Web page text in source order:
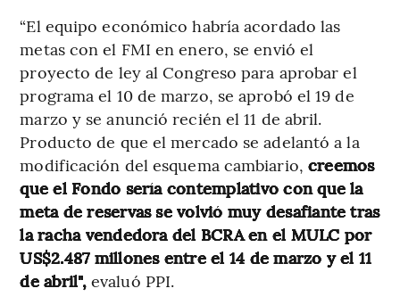
“El equipo económico habría acordado las
metas con el FMI en enero, se envió el
proyecto de ley al Congreso para aprobar el
programa el 10 de marzo, se aprobó el 19 de
marzo y se anunció recién el 11 de abril.
Producto de que el mercado se adelantó a la
modificación del esquema cambiario, creemos
que el Fondo sería contemplativo con que la
meta de reservas se volvió muy desafiante tras
la racha vendedora del BCRA en el MULC por
US$2.487 millones entre el 14 de marzo y el 11
de abril",evaluó PPI.